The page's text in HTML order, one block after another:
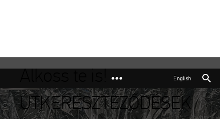
English
Alkoss te is!
ÚTKERESZTEZŐDÉSEK